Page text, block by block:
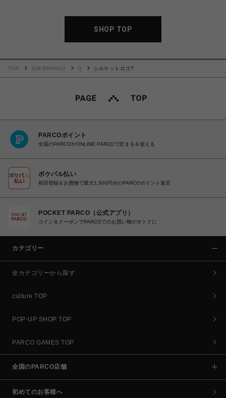
SHOP TOP
TOP 吉祥寺PARCO Q シルケットロゴT
PARCOポイント
全国のPARCOやONLINE PARCOで貯まる＆使える
ポケパル払い
初回登録＆お買物で最大1,500円分のPARCOポイント進呈
POCKET PARCO（公式アプリ）
コイン＆クーポンでPARCOでのお買い物がオトクに
カテゴリー
全カテゴリーから探す
culture TOP
POP-UP SHOP TOP
PARCO GAMES TOP
全国のPARCO店舗
初めてのお客様へ